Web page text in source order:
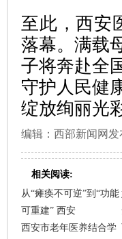
至此，西安
落幕。满载
子将奔赴全
守护人民健
绽放绚丽光
编辑：西部新闻网发
相关阅读:
从“瘫痪不可逆”到“功能
可重建” 西安
西安市老年医养结合学